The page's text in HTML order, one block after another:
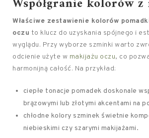
Właściwe zestawienie kolorów
oczu to klucz do uzyskania spójnego i
wyglądu. Przy wyborze szminki warto
odcienie użyte w makijażu oczu, co
harmonijną całość. Na przykład:
ciepłe tonacje pomadek doskonale
brązowymi lub złotymi akcentami na
chłodne kolory szminek świetnie
niebieskimi czy szarymi makijażami.